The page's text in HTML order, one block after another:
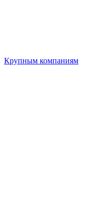
Крупным компаниям